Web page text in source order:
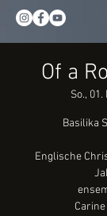
Of a
So., 01.
Basilika
Englische